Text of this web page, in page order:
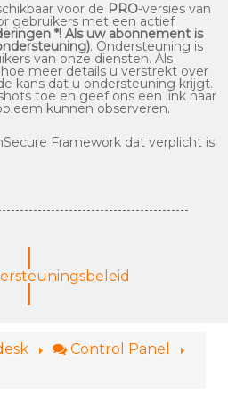
voor de PRO-versies van
gebruikers met een actief
*! Als uw abonnement is
. Ondersteuning is
van onze diensten. Als
meer details u verstrekt over
kans dat u ondersteuning krijgt.
toe en geef ons een link naar
kunnen observeren.
Framework dat verplicht is
Control Panel